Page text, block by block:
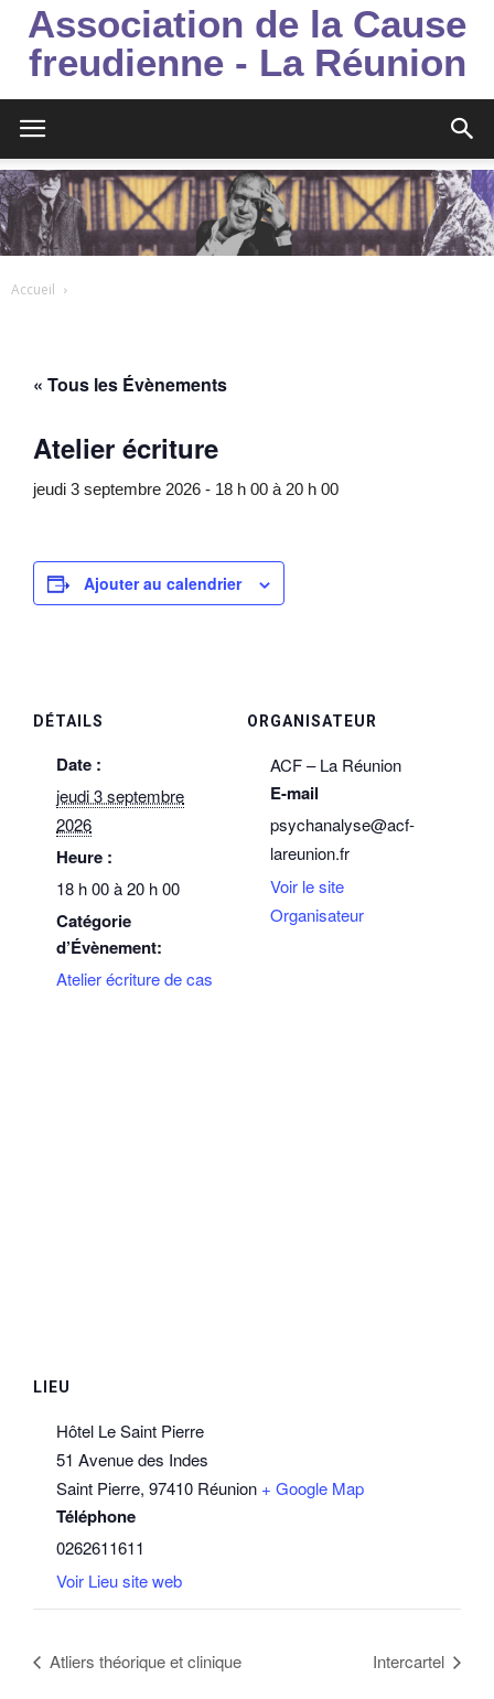
Association de la Cause
freudienne - La Réunion
Accueil
« Tous les Évènements
Atelier écriture
jeudi 3 septembre 2026 - 18 h 00 à 20 h 00
Ajouter au calendrier
DÉTAILS
Date :
jeudi 3 septembre
2026
Heure :
18 h 00 à 20 h 00
Catégorie
d’Évènement:
Atelier écriture de cas
ORGANISATEUR
ACF – La Réunion
E-mail
psychanalyse@acf-
lareunion.fr
Voir le site
Organisateur
LIEU
Hôtel Le Saint Pierre
51 Avenue des Indes
Saint Pierre, 97410 Réunion + Google Map
Téléphone
0262611611
Voir Lieu site web
Atliers théorique et clinique Intercartel